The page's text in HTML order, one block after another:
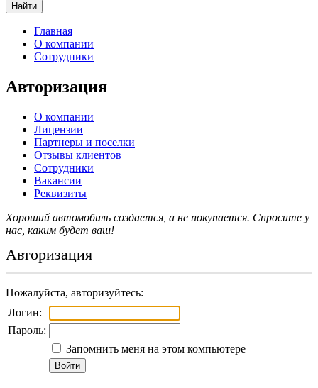
Найти
Главная
О компании
Сотрудники
Авторизация
О компании
Лицензии
Партнеры и поселки
Отзывы клиентов
Сотрудники
Вакансии
Реквизиты
Хороший автомобиль создается, а не покупается. Спросите у
нас, каким будет ваш!
Авторизация
Пожалуйста, авторизуйтесь:
Логин:
Пароль:
Запомнить меня на этом компьютере